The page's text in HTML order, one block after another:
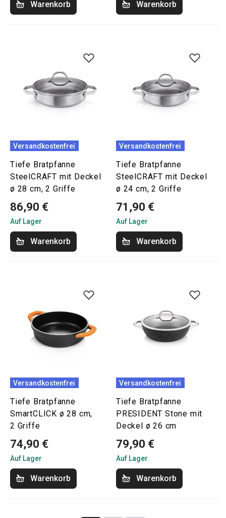
Warenkorb Warenkorb
Versandkostenfrei
Tiefe Bratpfanne
SteelCRAFT mit Deckel
ø 28 cm, 2 Griffe
86,90 €
Auf Lager
Warenkorb
Versandkostenfrei
Tiefe Bratpfanne
SteelCRAFT mit Deckel
ø 24 cm, 2 Griffe
71,90 €
Auf Lager
Warenkorb
Versandkostenfrei
Tiefe Bratpfanne
SmartCLICK ø 28 cm,
2 Griffe
74,90 €
Auf Lager
Warenkorb
Versandkostenfrei
Tiefe Bratpfanne
PRESIDENT Stone mit
Deckel ø 26 cm
79,90 €
Auf Lager
Warenkorb